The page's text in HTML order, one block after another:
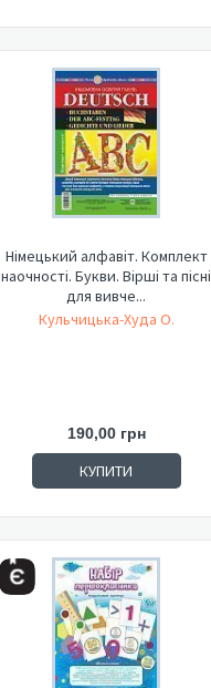
Німецький алфавіт. Комплект
наочності. Букви. Вірші та пісні
для вивче...
Кульчицька-Худа О.
190,00 грн
КУПИТИ